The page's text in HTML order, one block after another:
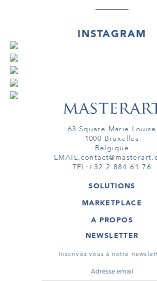
INSTAGRAM
63 Square Marie Louise
1000 Bruxelles
Belgique
EMAIL:
TEL:+32 2 884 61 76
SOLUTIONS
GALERIE
ARTISTE
TOUR VIRTUEL
MARKETPLACE
OEUVRES D'ART
TOURS VIRTUELS
A PROPOS
MASTERART
CONDITIONS
NEWSLETTER
Inscrivez vous à notre